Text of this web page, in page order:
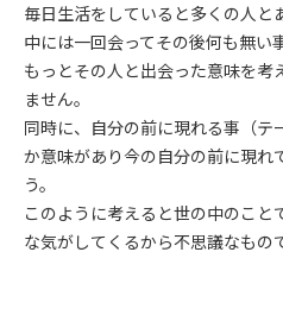
毎日生活をしていると多くの人と
中には一回会ってその後何も無い
もっとその人と出会った意味を考
ません。
同時に、自分の前に現れる事（テ
か意味があり今の自分の前に現れ
う。
このように考えると世の中のこと
な気がしてくるから不思議なもの